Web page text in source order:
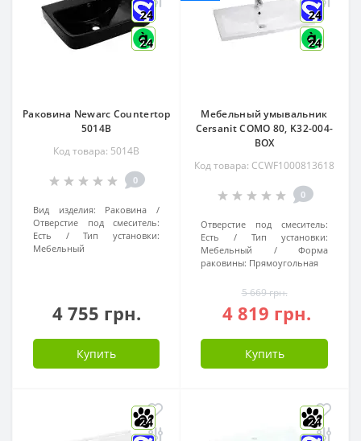
24
24
Раковина Newarc Countertop
5014B
Код товара: 5014B
0
Вид изделия:
Раковина
Отверстие под смеситель:
Есть
Тип установки:
Мебельный
4 755 грн.
Купить
24
24
Мебельный умывальник
Cersanit COMO 80, K32-004-
BOX
Код товара: CCWF1000813618
0
Отверстие под смеситель:
Есть
Тип установки:
Мебельный
Форма
раковины: Прямоугольная
5 669 грн.
4 819 грн.
Купить
24
24